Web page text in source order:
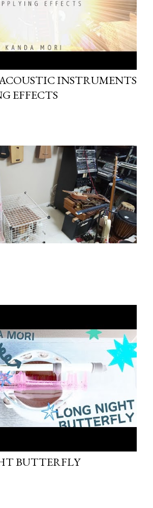
INSTRUMENTS
EFFECTS
BUTTERFLY